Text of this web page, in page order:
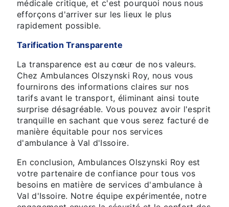
médicale critique, et c'est pourquoi nous nous
efforçons d'arriver sur les lieux le plus
rapidement possible.
Tarification Transparente
La transparence est au cœur de nos valeurs.
Chez Ambulances Olszynski Roy, nous vous
fournirons des informations claires sur nos
tarifs avant le transport, éliminant ainsi toute
surprise désagréable. Vous pouvez avoir l'esprit
tranquille en sachant que vous serez facturé de
manière équitable pour nos services
d'ambulance à Val d'Issoire.
En conclusion, Ambulances Olszynski Roy est
votre partenaire de confiance pour tous vos
besoins en matière de services d'ambulance à
Val d'Issoire. Notre équipe expérimentée, notre